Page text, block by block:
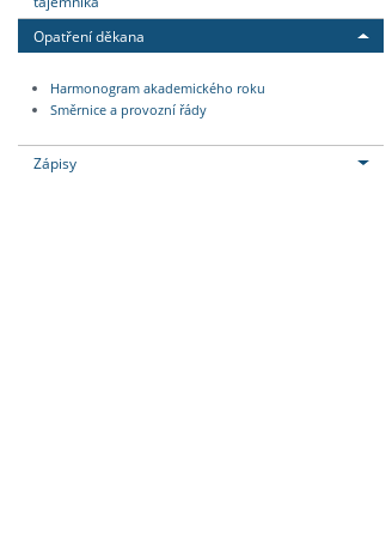
Opatření děkana
Harmonogram akademického roku
Směrnice a provozní řády
Zápisy